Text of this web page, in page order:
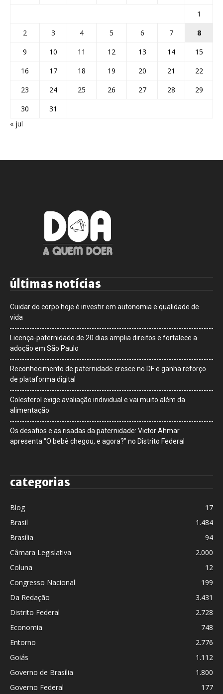
1
2
3 4 5 6 7
8
9
10 11 12 13 14
15
16
17 18 19 20 21
22
23
24 25 26 27 28
29
30
31
« jul
últimas notícias
Cuidar do corpo hoje é investir em autonomia e qualidade de
vida
Licença-paternidade de 20 dias amplia direitos e fortalece a
adoção em São Paulo
Reconhecimento de paternidade cresce no DF e ganha reforço
de plataforma digital
Colesterol exige avaliação individual e vai muito além da
alimentação
Os desafios e as risadas da paternidade: Victor Ahmar
apresenta “O bebê chegou, e agora?” no Distrito Federal
categorias
Blog
17
Brasil
1.484
Brasília
94
Câmara Legislativa
2.000
Coluna
12
Congresso Nacional
199
Da Redação
3.431
Distrito Federal
2.728
Economia
748
Entorno
2.776
Goiás
1.112
Governo de Brasília
1.800
Governo Federal
177